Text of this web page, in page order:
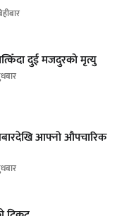
दुई मजदुरको मृत्यु
आफ्नो औपचारिक